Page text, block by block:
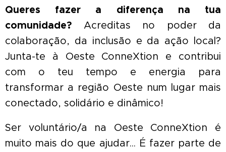
Queres fazer a diferença na tua
comunidade? Acreditas no poder da
colaboração, da inclusão e da ação local?
Junta-te à Oeste ConneXtion e contribui
com o teu tempo e energia para
transformar a região Oeste num lugar mais
conectado, solidário e dinâmico!
Ser voluntário/a na Oeste ConneXtion é
muito mais do que ajudar... É fazer parte de